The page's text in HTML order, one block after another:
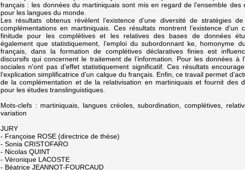
français : les données du martiniquais sont mis en regard de l’ensemble des
pour les langues du monde.
Les résultats obtenus révèlent l’existence d’une diversité de stratégies
complémentations en martiniquais. Ces résultats montrent l’existence d’un
finitude pour les complétives et les relatives des bases de données
également que statistiquement, l’emploi du subordonnant ke, homonyme
français, dans la formation de complétives déclaratives finies est
discursifs qui concernent le traitement de l’information. Pour les données à
sociales n'ont pas d’effet statistiquement significatif. Ces résultats
l’explication simplificatrice d’un calque du français. Enfin, ce travail permet
de la complémentation et de la relativisation en martiniquais et fournit des
pour les études translinguistiques.
Mots-clefs : martiniquais, langues créoles, subordination, complétives,
variation
JURY
- Françoise ROSE (directrice de thèse)
- Sonia CRISTOFARO
- Nicolas QUINT
- Véronique LACOSTE
- Béatrice JEANNOT-FOURCAUD